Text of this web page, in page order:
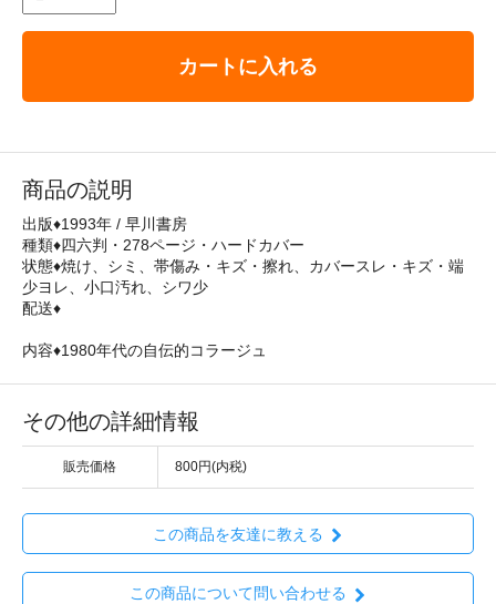
カートに入れる
商品の説明
出版♦1993年 / 早川書房
種類♦四六判・278ページ・ハードカバー
状態♦焼け、シミ、帯傷み・キズ・擦れ、カバースレ・キズ・端
少ヨレ、小口汚れ、シワ少
配送♦
内容♦1980年代の自伝的コラージュ
その他の詳細情報
販売価格 800円(内税)
この商品を友達に教える
この商品について問い合わせる